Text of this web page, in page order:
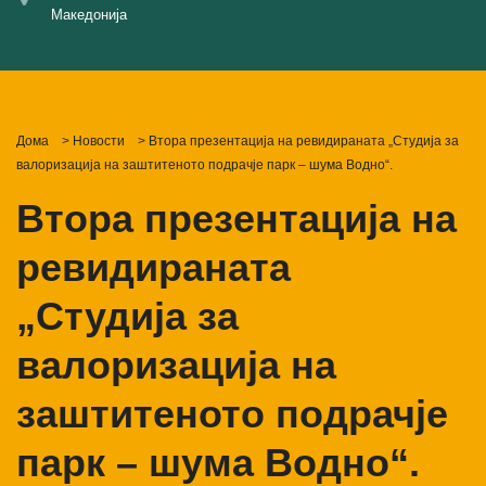
Македонија
Дома > Новости > Втора презентација на ревидираната „Студија за
валоризација на заштитеното подрачје парк – шума Водно“.
Втора презентација на
ревидираната
„Студија за
валоризација на
заштитеното подрачје
парк – шума Водно“.